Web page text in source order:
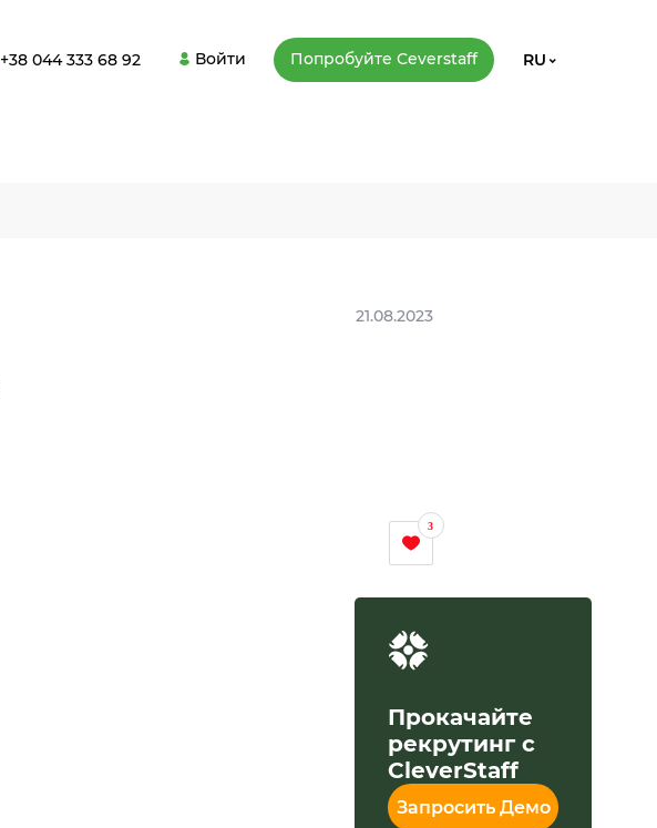
+38 044 333 68 92 Войти Попробуйте Сeverstaff RU
21.08.2023
3
Прокачайте
рекрутинг с
CleverStaff
Запросить Демо